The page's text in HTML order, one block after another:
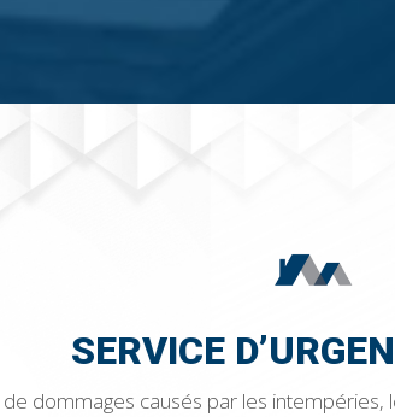
SERVICE
de dommages causés par les